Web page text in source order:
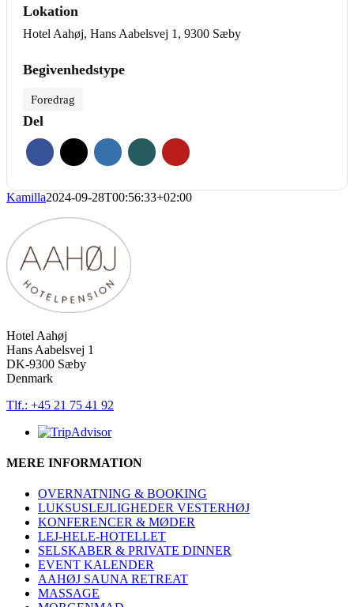
Lokation
Hotel Aahøj, Hans Aabelsvej 1, 9300 Sæby
Begivenhedstype
Foredrag
Del
Kamilla2024-09-28T00:56:33+02:00
Hotel Aahøj
Hans Aabelsvej 1
DK-9300 Sæby
Denmark
Tlf.: +45 21 75 41 92
MERE INFORMATION
OVERNATNING & BOOKING
LUKSUSLEJLIGHEDER VESTERHØJ
KONFERENCER & MØDER
LEJ-HELE-HOTELLET
SELSKABER & PRIVATE DINNER
EVENT KALENDER
AAHØJ SAUNA RETREAT
MASSAGE